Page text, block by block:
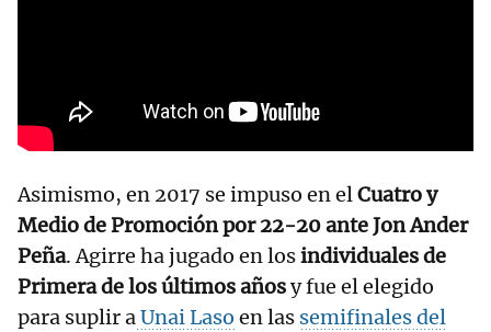
Asimismo, en 2017 se impuso en elCuatro y
Medio de Promoción por 22-20 ante Jon Ander
Peña. Agirre ha jugado en losindividuales de
Primera de los últimos añosy fue el elegido
para suplir aUnai Laso en las semifinales del